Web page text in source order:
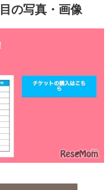
の写真・画像